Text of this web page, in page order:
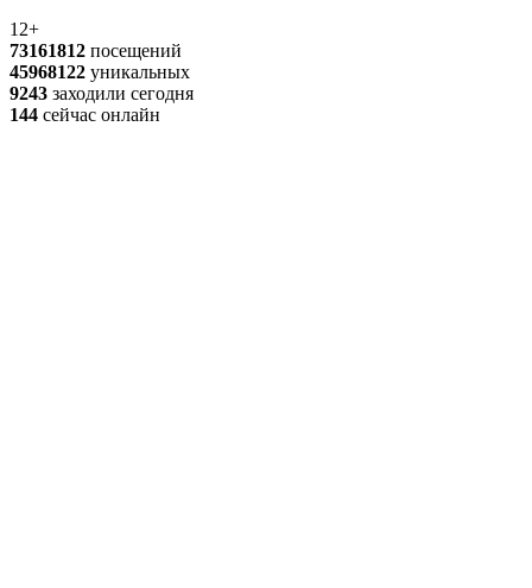
12+
73161812 посещений
45968122 уникальных
9243 заходили сегодня
144 сейчас онлайн